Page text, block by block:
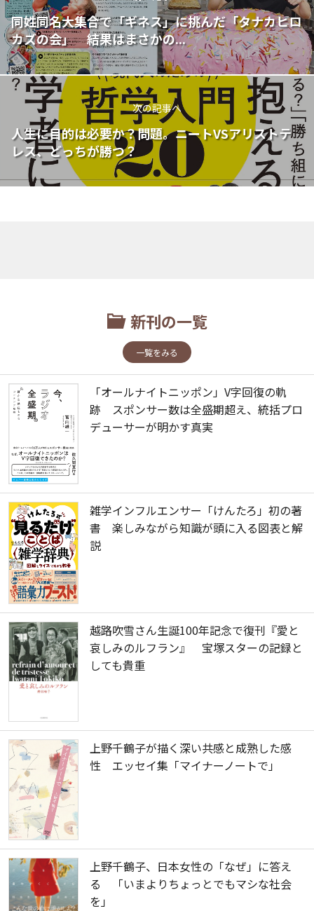
同姓同名大集合で「ギネス」に挑んだ「タナカヒロ
カズの会」 結果はまさかの...
次の記事へ
人生に目的は必要か？問題。ニートVSアリストテ
レス、どっちが勝つ？
新刊の一覧
一覧をみる
「オールナイトニッポン」V字回復の軌
跡 スポンサー数は全盛期超え、統括プロ
デューサーが明かす真実
雑学インフルエンサー「けんたろ」初の著
書 楽しみながら知識が頭に入る図表と解
説
越路吹雪さん生誕100年記念で復刊『愛と
哀しみのルフラン』 宝塚スターの記録と
しても貴重
上野千鶴子が描く深い共感と成熟した感
性 エッセイ集「マイナーノートで」
上野千鶴子、日本女性の「なぜ」に答え
る 「いまよりちょっとでもマシな社会
を」